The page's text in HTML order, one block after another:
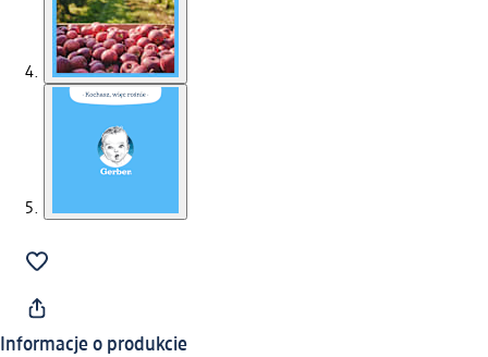
Informacje o produkcie